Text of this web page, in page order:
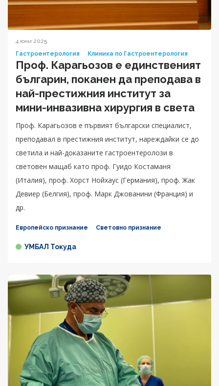
4 юни 2025
Гастроентерология
Клиника по Гастроентерология
Проф. Карагьозов е единственият
българин, поканен да преподава в
най-престижния институт за
мини-инвазивна хирургия в света
Проф. Карагьозов е първият български специалист,
преподавал в престижния институт, нареждайки се до
светила и най-доказаните гастроентеролози в
световен мащаб като проф. Гуидо Костаманя
(Италия), проф. Хорст Нойхаус (Германия), проф. Жак
Девиер (Белгия), проф. Марк Джованини (Франция) и
др.
Европейско признание Световно признание
УМБАЛ Токуда